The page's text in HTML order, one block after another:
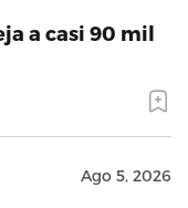
a casi 90 mil
Ago 5, 2026